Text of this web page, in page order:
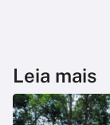
Leia mais